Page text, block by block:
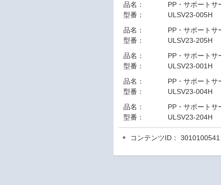
品名：
PP・サポート
型番：
ULSV23-005H
品名：
PP・サポート
型番：
ULSV23-205H
品名：
PP・サポート
型番：
ULSV23-001H
品名：
PP・サポート
型番：
ULSV23-004H
品名：
PP・サポート
型番：
ULSV23-204H
コンテンツID： 3010100541